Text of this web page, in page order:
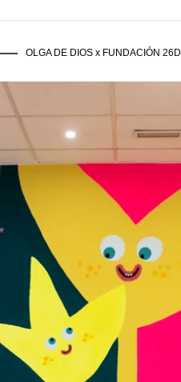
OLGA DE DIOS x FUNDACIÓN 26D